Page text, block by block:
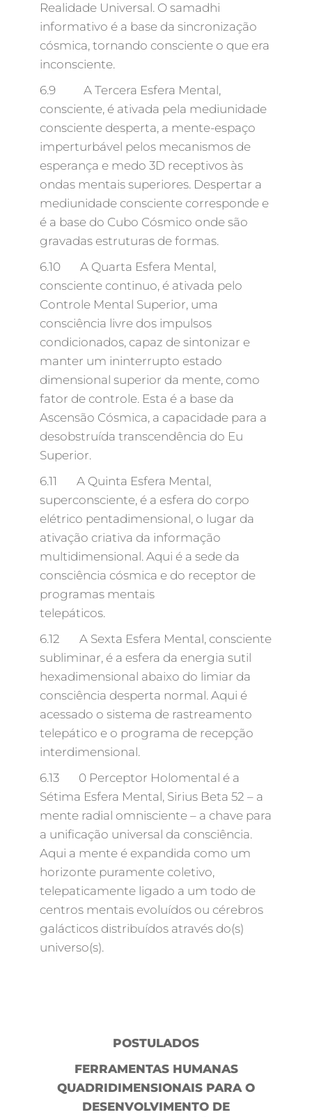
Realidade Universal. O samadhi
informativo é a base da sincronização
cósmica, tornando consciente o que era
inconsciente.
6.9 A Tercera Esfera Mental,
consciente, é ativada pela mediunidade
consciente desperta, a mente-espaço
imperturbável pelos mecanismos de
esperança e medo 3D receptivos às
ondas mentais superiores. Despertar a
mediunidade consciente corresponde e
é a base do Cubo Cósmico onde são
gravadas estruturas de formas.
6.10 A Quarta Esfera Mental,
consciente continuo, é ativada pelo
Controle Mental Superior, uma
consciência livre dos impulsos
condicionados, capaz de sintonizar e
manter um ininterrupto estado
dimensional superior da mente, como
fator de controle. Esta é a base da
Ascensão Cósmica, a capacidade para a
desobstruída transcendência do Eu
Superior.
6.11 A Quinta Esfera Mental,
superconsciente, é a esfera do corpo
elétrico pentadimensional, o lugar da
ativação criativa da informação
multidimensional. Aqui é a sede da
consciência cósmica e do receptor de
programas mentais
telepáticos.
6.12 A Sexta Esfera Mental, consciente
subliminar, é a esfera da energia sutil
hexadimensional abaixo do limiar da
consciência desperta normal. Aqui é
acessado o sistema de rastreamento
telepático e o programa de recepção
interdimensional.
6.13 0 Perceptor Holomental é a
Sétima Esfera Mental, Sirius Beta 52 – a
mente radial omnisciente – a chave para
a unificação universal da consciência.
Aqui a mente é expandida como um
horizonte puramente coletivo,
telepaticamente ligado a um todo de
centros mentais evoluídos ou cérebros
galácticos distribuídos através do(s)
universo(s).
POSTULADOS
FERRAMENTAS HUMANAS
QUADRIDIMENSIONAIS PARA O
DESENVOLVIMENTO DE